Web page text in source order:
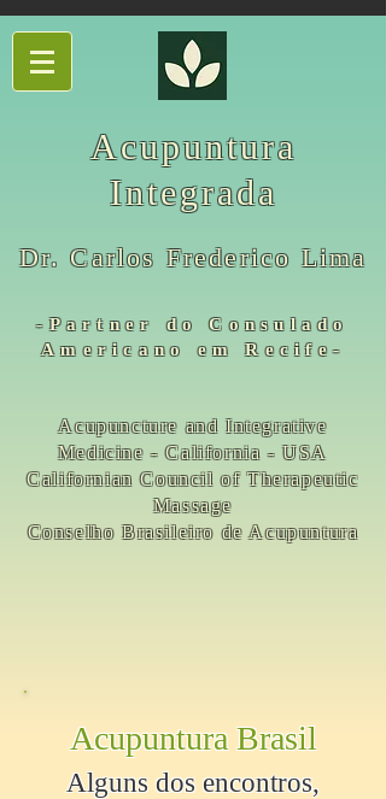
Acupuntura
Integrada
Dr. Carlos Frederico Lima
-Partner do Consulado
Americano em Recife-
Acupuncture and Integrative
Medicine - California - USA
Californian Council of Therapeutic
Massage
Conselho Brasileiro de Acupuntura
Acupuntura Brasil
Alguns dos encontros,